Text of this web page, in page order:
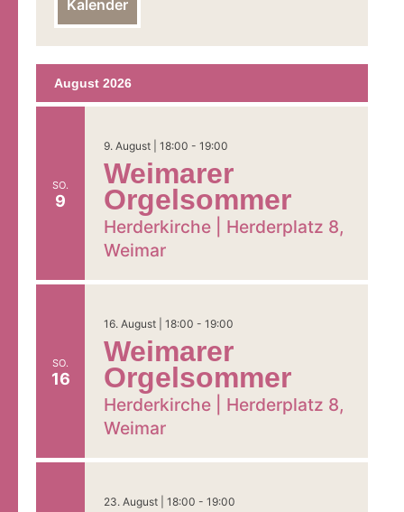
und
Ansichten,
Navigation
wählen.
August 2026
SO.
9
9. August | 18:00 - 19:00
Weimarer
Orgelsommer
Herderkirche | Herderplatz 8,
Weimar
SO.
16
16. August | 18:00 - 19:00
Weimarer
Orgelsommer
Herderkirche | Herderplatz 8,
Weimar
23. August | 18:00 - 19:00